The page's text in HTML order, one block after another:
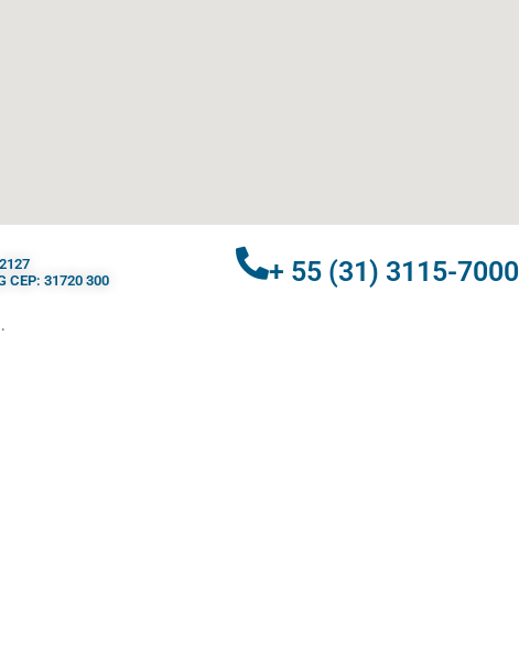
CEP: 31720 300
+ 55 (31) 3115-7000​